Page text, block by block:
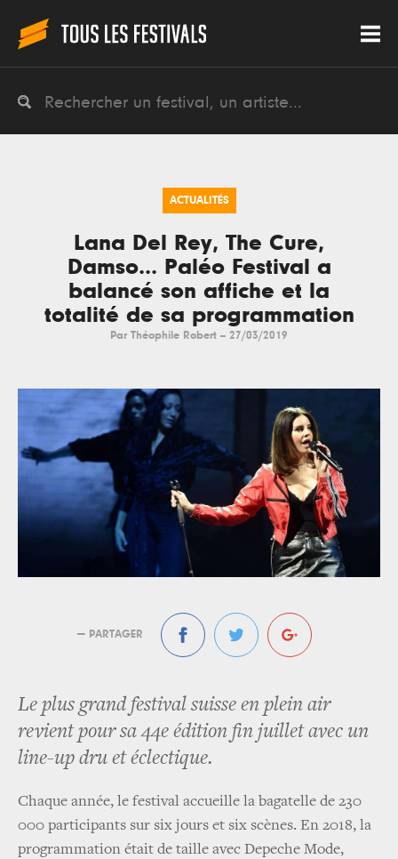
ACTUALITÉS
Lana Del Rey, The Cure,
Damso... Paléo Festival a
balancé son affiche et la
totalité de sa programmation
Par Théophile Robert -- 27/03/2019
— PARTAGER
Le plus grand festival suisse en plein air
revient pour sa 44e édition fin juillet avec un
line-up dru et éclectique.
Chaque année, le festival accueille la bagatelle de 230
000 participants sur six jours et six scènes. En 2018, la
programmation était de taille avec Depeche Mode,